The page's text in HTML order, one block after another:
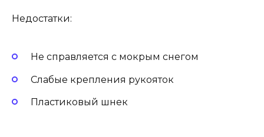
Недостатки:
Не справляется с мокрым снегом
Слабые крепления рукояток
Пластиковый шнек